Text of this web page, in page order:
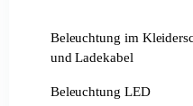
Beleuchtung im
und Ladekabel
Beleuchtung LED